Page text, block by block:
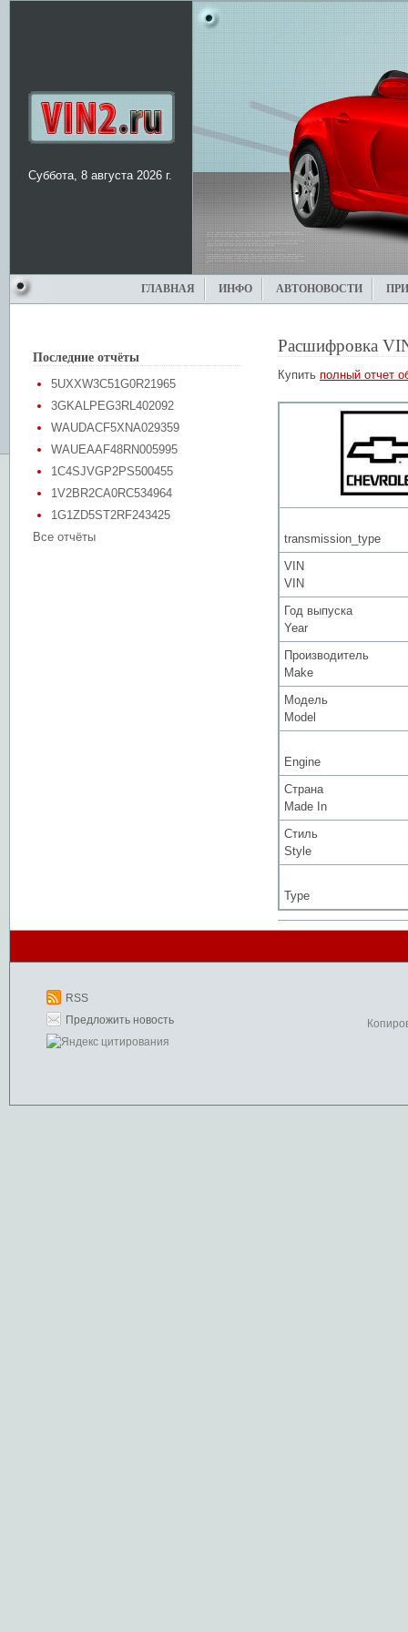
Суббота, 8 августа 2026 г.
ГЛАВНАЯ ИНФО АВТОНОВОСТИ
Последние отчёты
5UXXW3C51G0R21965
3GKALPEG3RL402092
WAUDACF5XNA029359
WAUEAAF48RN005995
1C4SJVGP2PS500455
1V2BR2CA0RC534964
1G1ZD5ST2RF243425
Все отчёты
Расшифровка
Купить полный отчет
transmission_type
VIN
VIN
Год выпуска
Year
Производитель
Make
Модель
Model
Engine
Страна
Made In
Стиль
Style
Type
RSS
Предложить новость